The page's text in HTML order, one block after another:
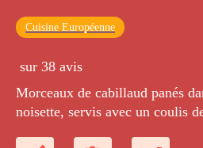
Cuisine Européenne
sur 38 avis
Morceaux de cabillaud panés
noisette, servis avec un coulis